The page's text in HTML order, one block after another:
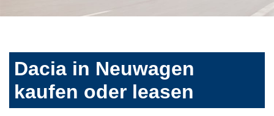
Dacia in Neuwagen
kaufen oder leasen